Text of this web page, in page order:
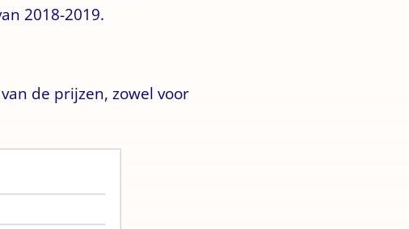
2018-2019.
de prijzen, zowel voor